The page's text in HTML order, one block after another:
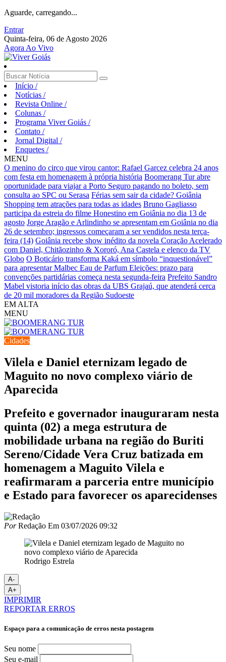
Aguarde, carregando...
Entrar
Quinta-feira, 06 de Agosto 2026
Agora Ao Vivo
Início /
Notícias /
Revista Online /
Colunas /
Programa Viver Goiás /
Contato /
Jornal Digital /
Enquetes /
MENU
O menino do circo que virou cantor: Rafael Garcez celebra 24 anos
com festa em homenagem à própria história Boomerang Tur abre
oportunidade para viajar a Porto Seguro pagando no boleto, sem
consulta ao SPC ou Serasa Férias sem sair da cidade? Goiânia
Shopping tem atrações para todas as idades Bruno Gagliasso
participa da estreia do filme Honestino em Goiânia no dia 13 de
agosto Jorge Aragão e Arlindinho se apresentam em Goiânia no dia
26 de setembro; ingressos começaram a ser vendidos nesta terça-
feira (14) Goiânia recebe show inédito da novela Coração Acelerado
com Daniel, Chitãozinho & Xororó, Ana Castela e elenco da TV
Globo O Boticário transforma Kaká em símbolo “inquestionável”
para apresentar Malbec Eau de Parfum Eleições: prazo para
convenções partidárias começa nesta segunda-feira Prefeito Sandro
Mabel vistoria início das obras da UBS Grajaú, que atenderá cerca
de 20 mil moradores da Região Sudoeste
EM ALTA
MENU
Cidades
Vilela e Daniel eternizam legado de
Maguito no novo complexo viário de
Aparecida
Prefeito e governador inauguraram nesta
quinta (02) a mega estrutura de
mobilidade urbana na região do Buriti
Sereno/Cidade Vera Cruz batizada em
homenagem a Maguito Vilela e
reafirmaram a parceria entre município
e Estado para favorecer os aparecidenses
PorRedação Em 03/07/2026 09:32
Rodrigo Estrela
A-
A+
IMPRIMIR
REPORTAR ERROS
Espaço para a comunicação de erros nesta postagem
Seu nome
Seu e-mail